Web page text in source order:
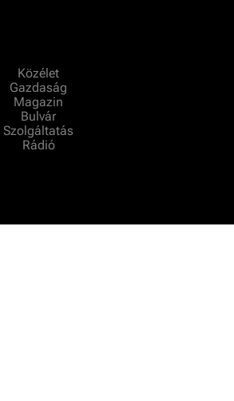
Közélet
Gazdaság
Magazin
Bulvár
Szolgáltatás
Rádió